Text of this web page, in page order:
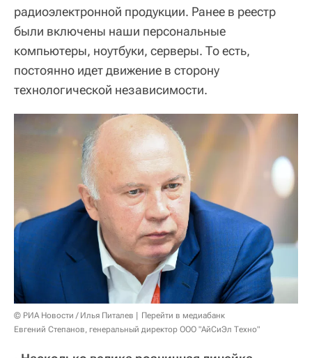
радиоэлектронной продукции. Ранее в реестр
были включены наши персональные
компьютеры, ноутбуки, серверы. То есть,
постоянно идет движение в сторону
технологической независимости.
© РИА Новости / Илья Питалев
Перейти в медиабанк
Евгений Степанов, генеральный директор ООО "АйСиЭл Техно"